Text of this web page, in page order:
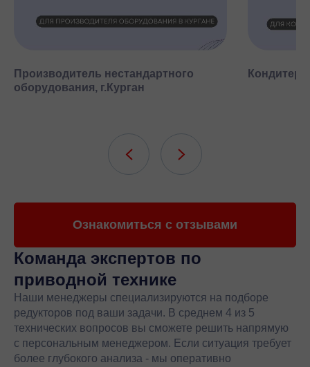
Производитель нестандартного
оборудования, г.Курган
Ознакомиться с отзывами
Команда экспертов по
приводной технике
Наши менеджеры специализируются на подборе
редукторов под ваши задачи. В среднем 4 из 5
технических вопросов вы сможете решить напрямую
с персональным менеджером. Если ситуация требует
более глубокого анализа - мы оперативно